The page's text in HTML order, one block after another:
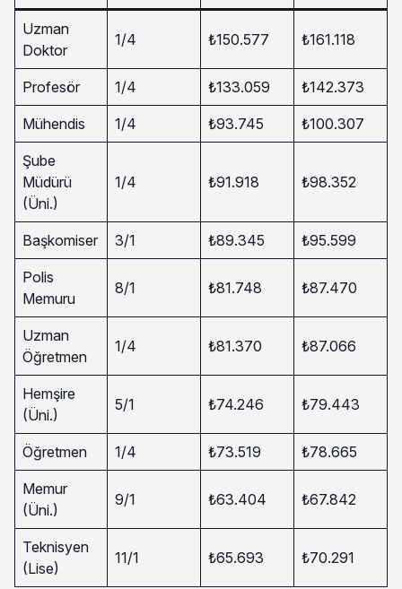
Uzman
Doktor
1/4 ₺150.577 ₺161.118
Profesör 1/4 ₺133.059 ₺142.373
Mühendis 1/4 ₺93.745 ₺100.307
Şube
Müdürü
(Üni.)
1/4 ₺91.918 ₺98.352
Başkomiser 3/1 ₺89.345 ₺95.599
Polis
Memuru
8/1 ₺81.748 ₺87.470
Uzman
Öğretmen
1/4 ₺81.370 ₺87.066
Hemşire
(Üni.)
5/1 ₺74.246 ₺79.443
Öğretmen 1/4 ₺73.519 ₺78.665
Memur
(Üni.)
9/1 ₺63.404 ₺67.842
Teknisyen
(Lise)
11/1 ₺65.693 ₺70.291